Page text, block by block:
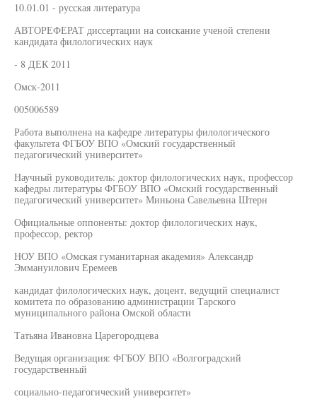
10.01.01 - русская литература
АВТОРЕФЕРАТ диссертации на соискание ученой степени
кандидата филологических наук
- 8 ДЕК 2011
Омск-2011
005006589
Работа выполнена на кафедре литературы филологического
факультета ФГБОУ ВПО «Омский государственный
педагогический университет»
Научный руководитель: доктор филологических наук, профессор
кафедры литературы ФГБОУ ВПО «Омский государственный
педагогический университет» Миньона Савельевна Штерн
Официальные оппоненты: доктор филологических наук,
профессор, ректор
НОУ ВПО «Омская гуманитарная академия» Александр
Эммануилович Еремеев
кандидат филологических наук, доцент, ведущий специалист
комитета по образованию администрации Тарского
муниципального района Омской области
Татьяна Ивановна Царегородцева
Ведущая организация: ФГБОУ ВПО «Волгоградский
государственный
социально-педагогический университет»